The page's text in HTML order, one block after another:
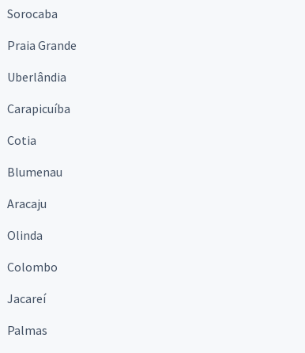
Sorocaba
Praia Grande
Uberlândia
Carapicuíba
Cotia
Blumenau
Aracaju
Olinda
Colombo
Jacareí
Palmas